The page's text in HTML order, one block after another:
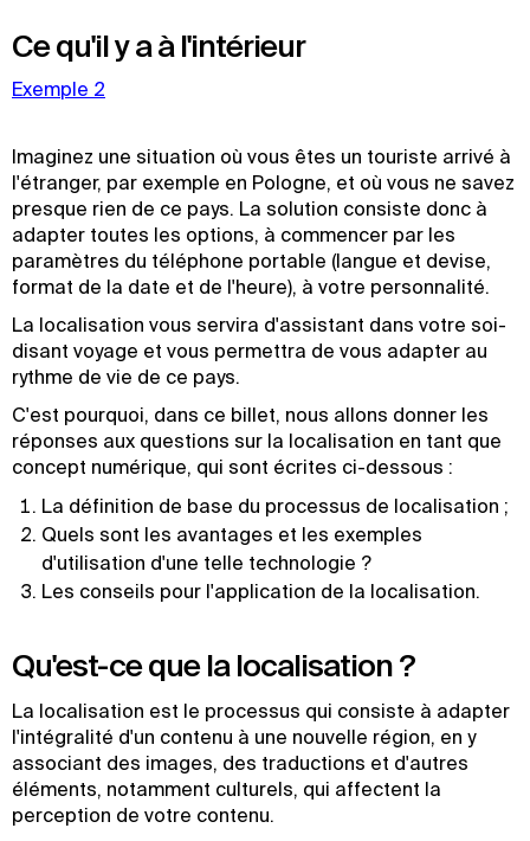
Ce qu'il y a à l'intérieur
Exemple 2
Imaginez une situation où vous êtes un touriste arrivé à
l'étranger, par exemple en Pologne, et où vous ne savez
presque rien de ce pays. La solution consiste donc à
adapter toutes les options, à commencer par les
paramètres du téléphone portable (langue et devise,
format de la date et de l'heure), à votre personnalité.
La localisation vous servira d'assistant dans votre soi-
disant voyage et vous permettra de vous adapter au
rythme de vie de ce pays.
C'est pourquoi, dans ce billet, nous allons donner les
réponses aux questions sur la localisation en tant que
concept numérique, qui sont écrites ci-dessous :
La définition de base du processus de localisation ;
Quels sont les avantages et les exemples
d'utilisation d'une telle technologie ?
Les conseils pour l'application de la localisation.
Qu'est-ce que la localisation ?
La localisation est le processus qui consiste à adapter
l'intégralité d'un contenu à une nouvelle région, en y
associant des images, des traductions et d'autres
éléments, notamment culturels, qui affectent la
perception de votre contenu.